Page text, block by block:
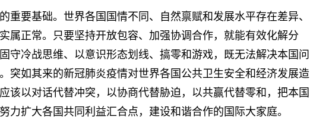
要基础。世界各国国情不同、自然禀赋和发展水平存在差异、
属正常。只要坚持开放包容、加强协调合作，就能有效化解分
守冷战思维、以意识形态划线、搞零和游戏，既无法解决本国问
突如其来的新冠肺炎疫情对世界各国公共卫生安全和经济发展造
该以对话代替冲突，以协商代替胁迫，以共赢代替零和，把本国
力扩大各国共同利益汇合点，建设和谐合作的国际大家庭。